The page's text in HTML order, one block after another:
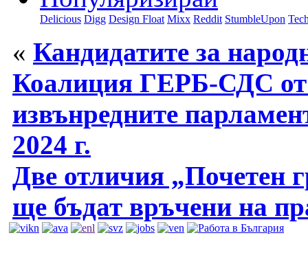
Delicious Digg Design Float Mixx Reddit StumbleUpon
« Кандидатите за
Коалиция ГЕРБ-СДС
извънредните
2024 г.
Две отличия „Почетен
ще бъдат връчени на